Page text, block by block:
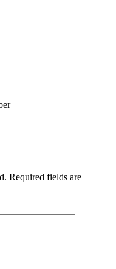
Required fields are